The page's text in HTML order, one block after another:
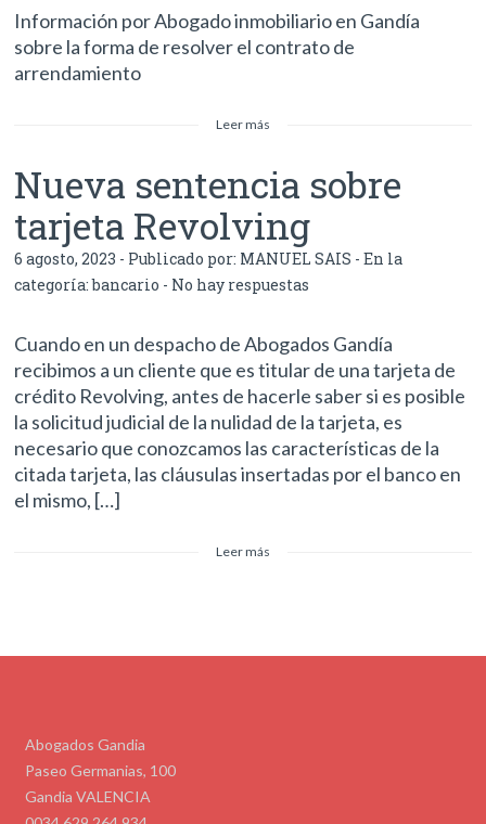
Información por Abogado inmobiliario en Gandía
sobre la forma de resolver el contrato de
arrendamiento
Leer más
Nueva sentencia sobre
tarjeta Revolving
6 agosto, 2023 - Publicado por: MANUEL SAIS - En la
categoría:bancario - No hay respuestas
Cuando en un despacho de Abogados Gandía
recibimos a un cliente que es titular de una tarjeta de
crédito Revolving, antes de hacerle saber si es posible
la solicitud judicial de la nulidad de la tarjeta, es
necesario que conozcamos las características de la
citada tarjeta, las cláusulas insertadas por el banco en
el mismo, […]
Leer más
Abogados Gandia
Paseo Germanias, 100
Gandia VALENCIA